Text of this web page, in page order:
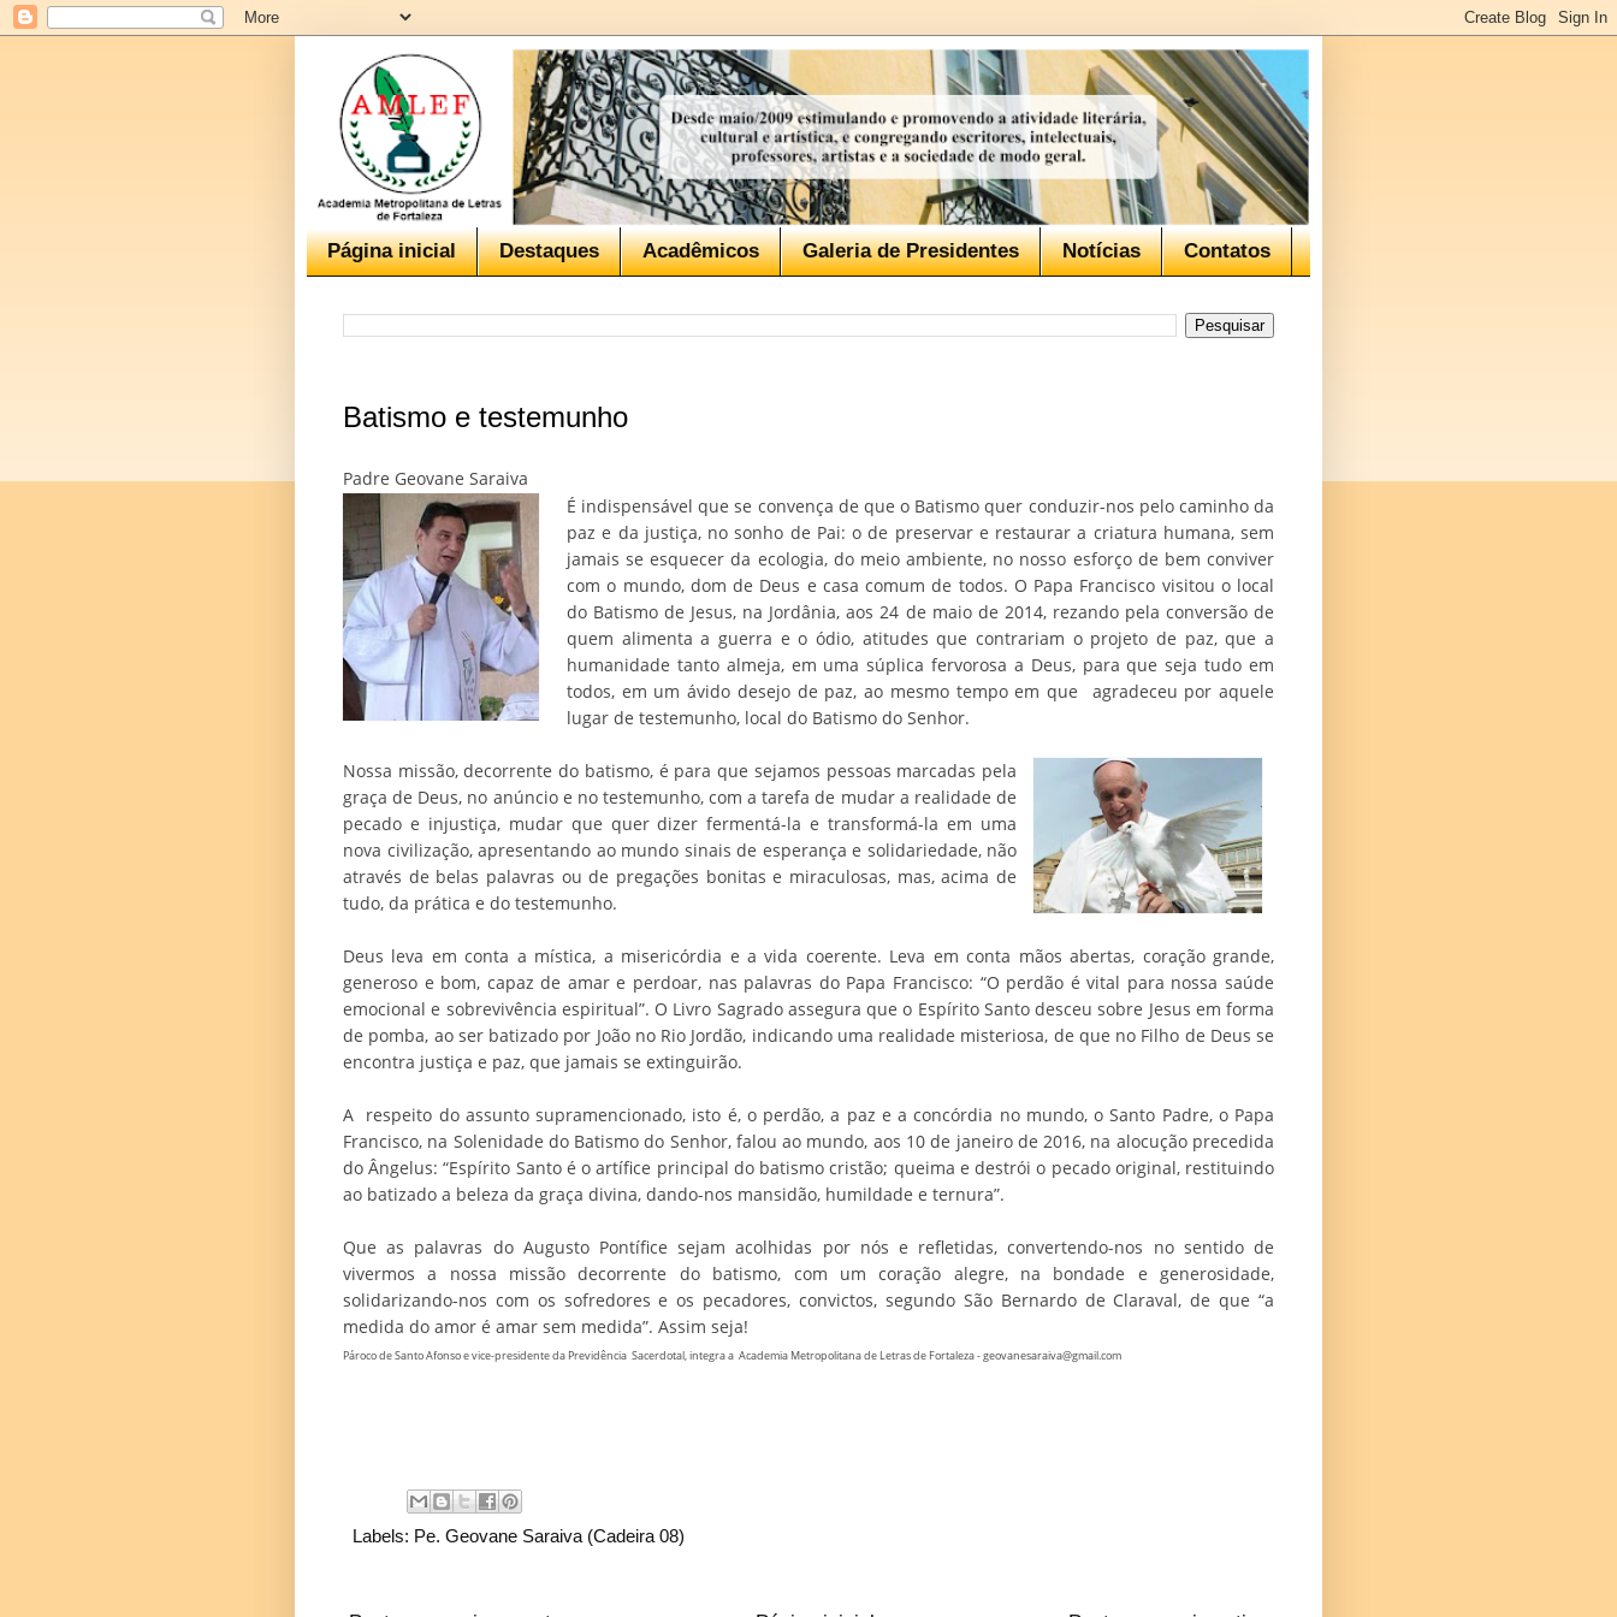
Página inicial Destaques Acadêmicos Galeria de Presidentes Notícias Contatos
Batismo e testemunho
Padre Geovane Saraiva
É indispensável que se convença de que o Batismo quer conduzir-nos pelo caminho da
paz e da justiça, no sonho de Pai: o de preservar e restaurar a criatura humana, sem
jamais se esquecer da ecologia, do meio ambiente, no nosso esforço de bem conviver
com o mundo, dom de Deus e casa comum de todos. O Papa Francisco visitou o local
do Batismo de Jesus, na Jordânia, aos 24 de maio de 2014, rezando pela conversão de
quem alimenta a guerra e o ódio, atitudes que contrariam o projeto de paz, que a
humanidade tanto almeja, em uma súplica fervorosa a Deus, para que seja tudo em
todos, em um ávido desejo de paz, ao mesmo tempo em que agradeceu por aquele
lugar de testemunho, local do Batismo do Senhor.
Nossa missão, decorrente do batismo, é para que sejamos pessoas marcadas pela
graça de Deus, no anúncio e no testemunho, com a tarefa de mudar a realidade de
pecado e injustiça, mudar que quer dizer fermentá-la e transformá-la em uma
nova civilização, apresentando ao mundo sinais de esperança e solidariedade, não
através de belas palavras ou de pregações bonitas e miraculosas, mas, acima de
tudo, da prática e do testemunho.
Deus leva em conta a mística, a misericórdia e a vida coerente. Leva em conta mãos abertas, coração grande,
generoso e bom, capaz de amar e perdoar, nas palavras do Papa Francisco: “O perdão é vital para nossa saúde
emocional e sobrevivência espiritual”. O Livro Sagrado assegura que o Espírito Santo desceu sobre Jesus em forma
de pomba, ao ser batizado por João no Rio Jordão, indicando uma realidade misteriosa, de que no Filho de Deus se
encontra justiça e paz, que jamais se extinguirão.
A respeito do assunto supramencionado, isto é, o perdão, a paz e a concórdia no mundo, o Santo Padre, o Papa
Francisco, na Solenidade do Batismo do Senhor, falou ao mundo, aos 10 de janeiro de 2016, na alocução precedida
do Ângelus: “Espírito Santo é o artífice principal do batismo cristão; queima e destrói o pecado original, restituindo
ao batizado a beleza da graça divina, dando-nos mansidão, humildade e ternura”.
Que as palavras do Augusto Pontífice sejam acolhidas por nós e refletidas, convertendo-nos no sentido de
vivermos a nossa missão decorrente do batismo, com um coração alegre, na bondade e generosidade,
solidarizando-nos com os sofredores e os pecadores, convictos, segundo São Bernardo de Claraval, de que “a
medida do amor é amar sem medida”. Assim seja!
Pároco de Santo Afonso e vice-presidente da Previdência Sacerdotal, integra a Academia Metropolitana de Letras de Fortaleza - geovanesaraiva@gmail.com
Labels: Pe. Geovane Saraiva (Cadeira 08)